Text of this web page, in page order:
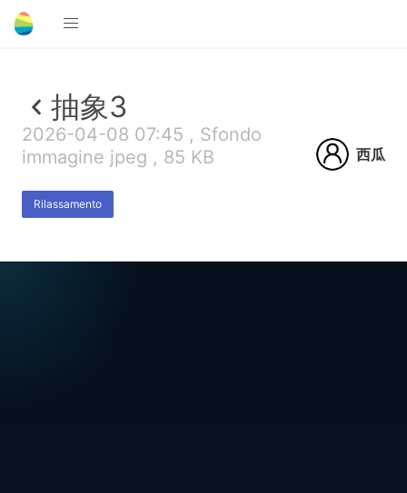
抽象3
2026-04-08 07:45 , Sfondo
immagine jpeg , 85 KB
Rilassamento
西瓜